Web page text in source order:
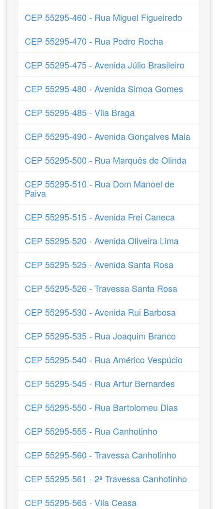
CEP 55295-460 - Rua Miguel Figueiredo
CEP 55295-470 - Rua Pedro Rocha
CEP 55295-475 - Avenida Júlio Brasileiro
CEP 55295-480 - Avenida Simoa Gomes
CEP 55295-485 - Vila Braga
CEP 55295-490 - Avenida Gonçalves Maia
CEP 55295-500 - Rua Marquês de Olinda
CEP 55295-510 - Rua Dom Manoel de
Paiva
CEP 55295-515 - Avenida Frei Caneca
CEP 55295-520 - Avenida Oliveira Lima
CEP 55295-525 - Avenida Santa Rosa
CEP 55295-526 - Travessa Santa Rosa
CEP 55295-530 - Avenida Rui Barbosa
CEP 55295-535 - Rua Joaquim Branco
CEP 55295-540 - Rua Américo Vespúcio
CEP 55295-545 - Rua Artur Bernardes
CEP 55295-550 - Rua Bartolomeu Dias
CEP 55295-555 - Rua Canhotinho
CEP 55295-560 - Travessa Canhotinho
CEP 55295-561 - 2ª Travessa Canhotinho
CEP 55295-565 - Vila Ceasa